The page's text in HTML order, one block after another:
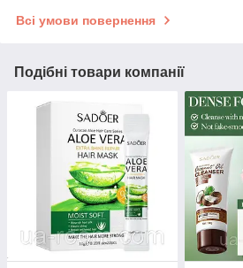
Всі умови повернення
Подібні товари компанії